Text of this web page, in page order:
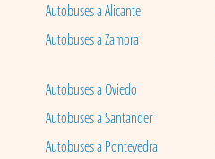
Autobuses a Alicante
Autobuses a Zamora
Autobuses a Oviedo
Autobuses a Santander
Autobuses a Pontevedra